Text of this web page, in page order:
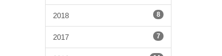
2018 8
2017 7